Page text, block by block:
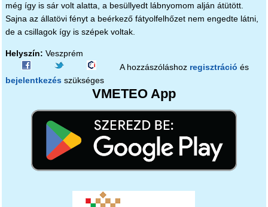
még így is sár volt alatta, a besüllyedt lábnyomom alján átütött.
Sajna az állatövi fényt a beérkező fátyolfelhőzet nem engedte látni,
de a csillagok így is szépek voltak.
Helyszín: Veszprém
A hozzászóláshoz regisztráció és
bejelentkezés szükséges
VMETEO App